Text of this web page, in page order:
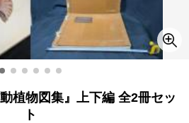
植物図集』上下編 全2冊セッ
ト